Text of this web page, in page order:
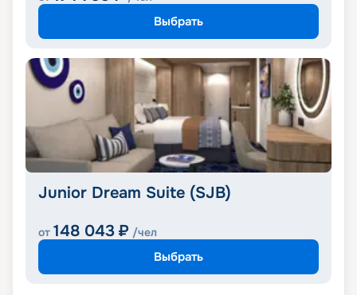
Выбрать
Junior Dream Suite (SJB)
от 148 043 ₽ /чел
Выбрать